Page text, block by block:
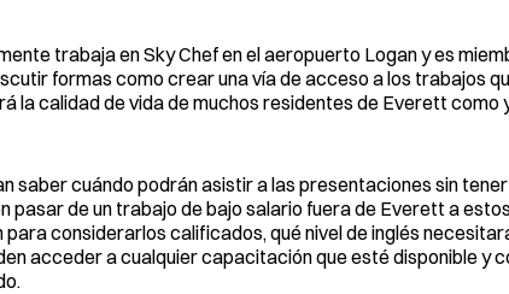
trabaja en Sky Chef en el aeropuerto Logan y es
formas como crear una vía de acceso a los trabajos
la calidad de vida de muchos residentes de Everett como
saber cuándo podrán asistir a las presentaciones sin
de un trabajo de bajo salario fuera de Everett a
considerarlos calificados, qué nivel de inglés
acceder a cualquier capacitación que esté disponible y